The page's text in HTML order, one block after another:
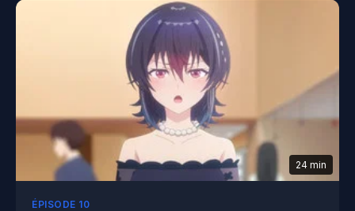
24 min
ÉPISODE 10